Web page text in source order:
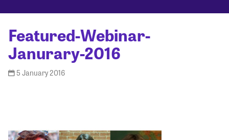
Featured-Webinar-
Janurary-2016
5 January 2016